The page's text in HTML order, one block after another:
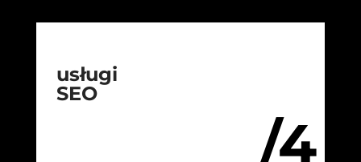
/4
usługi
SEO